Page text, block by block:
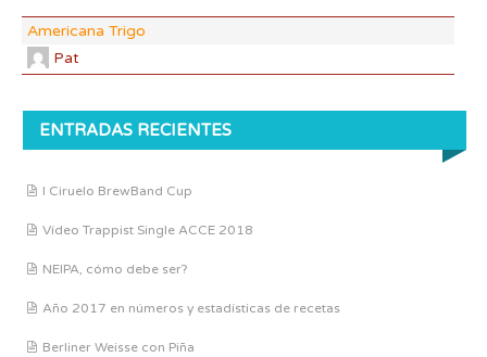
Americana Trigo
Pat
ENTRADAS RECIENTES
I Ciruelo BrewBand Cup
Vídeo Trappist Single ACCE 2018
NEIPA, cómo debe ser?
Año 2017 en números y estadísticas de recetas
Berliner Weisse con Piña